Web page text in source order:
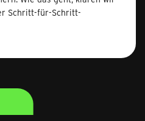
Schritt-für-Schritt-